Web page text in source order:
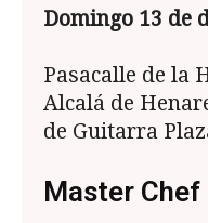
Domingo 13 de
Pasacalle de la
Alcalá de
de Guitarra
Master